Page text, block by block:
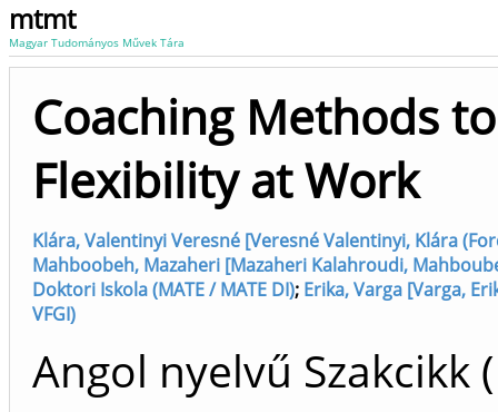
mtmt
Magyar Tudományos Művek Tára
Coaching Methods
Flexibility at Work
Klára, Valentinyi Veresné [Veresné Valentinyi, Klára
Mahboobeh, Mazaheri [Mazaheri Kalahroudi,
Doktori Iskola (MATE / MATE DI); Erika, Varga [Varga,
VFGI)
Angol nyelvű